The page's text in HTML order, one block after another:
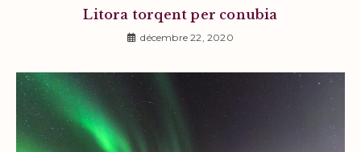
Litora torqent per conubia
décembre 22, 2020